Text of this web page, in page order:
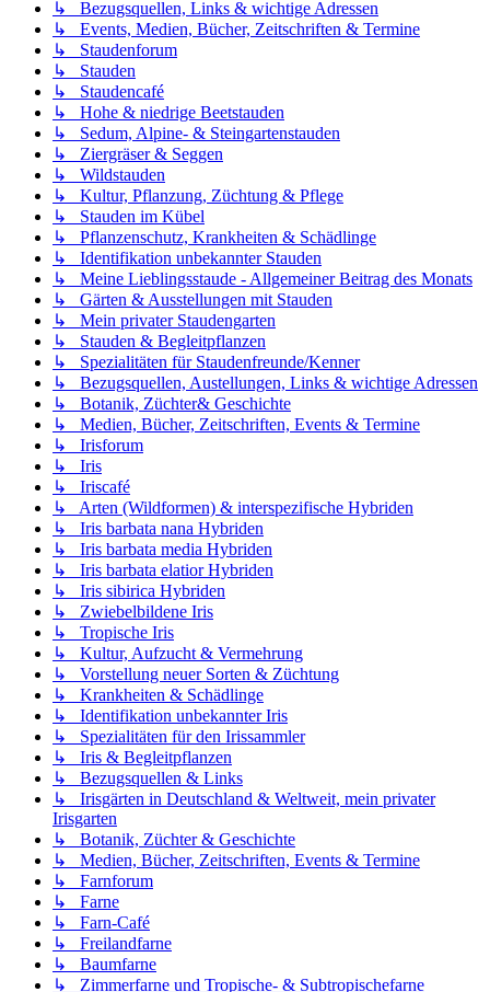
↳ Bezugsquellen, Links & wichtige Adressen
↳ Events, Medien, Bücher, Zeitschriften & Termine
↳ Staudenforum
↳ Stauden
↳ Staudencafé
↳ Hohe & niedrige Beetstauden
↳ Sedum, Alpine- & Steingartenstauden
↳ Ziergräser & Seggen
↳ Wildstauden
↳ Kultur, Pflanzung, Züchtung & Pflege
↳ Stauden im Kübel
↳ Pflanzenschutz, Krankheiten & Schädlinge
↳ Identifikation unbekannter Stauden
↳ Meine Lieblingsstaude - Allgemeiner Beitrag des Monats
↳ Gärten & Ausstellungen mit Stauden
↳ Mein privater Staudengarten
↳ Stauden & Begleitpflanzen
↳ Spezialitäten für Staudenfreunde/Kenner
↳ Bezugsquellen, Austellungen, Links & wichtige Adressen
↳ Botanik, Züchter& Geschichte
↳ Medien, Bücher, Zeitschriften, Events & Termine
↳ Irisforum
↳ Iris
↳ Iriscafé
↳ Arten (Wildformen) & interspezifische Hybriden
↳ Iris barbata nana Hybriden
↳ Iris barbata media Hybriden
↳ Iris barbata elatior Hybriden
↳ Iris sibirica Hybriden
↳ Zwiebelbildene Iris
↳ Tropische Iris
↳ Kultur, Aufzucht & Vermehrung
↳ Vorstellung neuer Sorten & Züchtung
↳ Krankheiten & Schädlinge
↳ Identifikation unbekannter Iris
↳ Spezialitäten für den Irissammler
↳ Iris & Begleitpflanzen
↳ Bezugsquellen & Links
↳ Irisgärten in Deutschland & Weltweit, mein privater
Irisgarten
↳ Botanik, Züchter & Geschichte
↳ Medien, Bücher, Zeitschriften, Events & Termine
↳ Farnforum
↳ Farne
↳ Farn-Café
↳ Freilandfarne
↳ Baumfarne
↳ Zimmerfarne und Tropische- & Subtropischefarne